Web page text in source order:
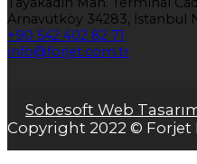
Arnavutköy 34283, İstanbul
+90 542 402 82 71
info@forjet.com.tr
Sobesoft Web
Copyright 2022 © Forjet